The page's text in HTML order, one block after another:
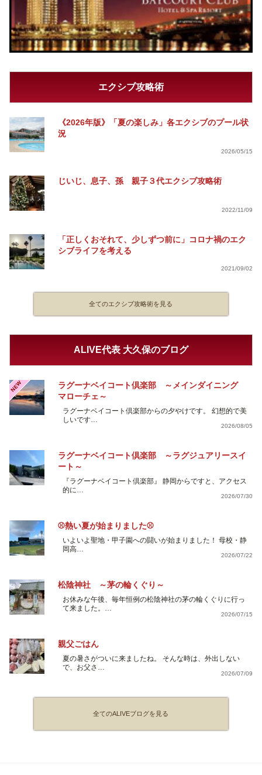
エクシブ攻略術
《2026年版》「夏の楽しみ」各エクシブのプール状
況
2026/05/15
じいじ、息子、孫 親子３代エクシブ攻略術
2022/11/09
「正しくおそれて、少しずつ前に」コロナ禍のエク
シブライフを考える
2021/09/02
全てのエクシブ攻略術を見る
ALIVE代表 大久保のブログ
NEW
ラグーナベイコート倶楽部 ～メインダイニング
マローチェ～
ラグーナベイコート倶楽部からの夕やけです。 幻想的で美
しいです…
2026/08/05
ラグーナベイコート倶楽部 ～ラグジュアリースイ
ート～
『ラグーナベイコート倶楽部』 静岡からですと、アクセス
的に…
2026/07/30
⚾熱い夏が始まりました⚾
いよいよ聖地・甲子園への闘いが始まりました！ 母校・静
岡高…
2026/07/22
松陰神社 ～茅の輪くぐり～
お休みな午後、毎年恒例の松陰神社の茅の輪くぐりに行っ
て来ました。…
2026/07/15
親父ごはん
夏の暑さがついに来ましたね。 そんな時は、外出しない
で、お父さ…
2026/07/09
全てのALIVEブログを見る